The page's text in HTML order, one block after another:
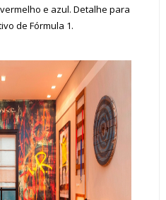
e azul. Detalhe para
de Fórmula 1.